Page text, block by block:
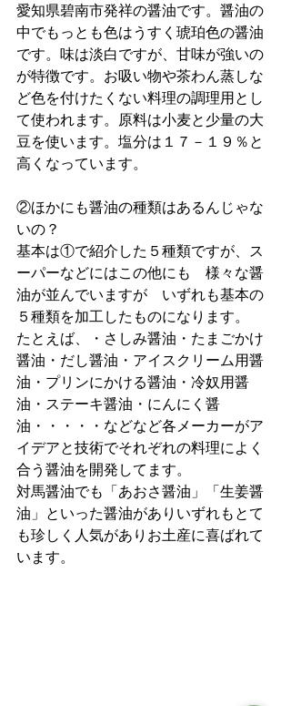
愛知県碧南市発祥の醤油です。醤油の
中でもっとも色はうすく琥珀色の醤油
です。味は淡白ですが、甘味が強いの
が特徴です。お吸い物や茶わん蒸しな
ど色を付けたくない料理の調理用とし
て使われます。原料は小麦と少量の大
豆を使います。塩分は１７－１９％と
高くなっています。
②ほかにも醤油の種類はあるんじゃな
いの？
基本は①で紹介した５種類ですが、ス
ーパーなどにはこの他にも　様々な醤
油が並んでいますが　いずれも基本の
５種類を加工したものになります。
たとえば、・さしみ醤油・たまごかけ
醤油・だし醤油・アイスクリーム用醤
油・プリンにかける醤油・冷奴用醤
油・ステーキ醤油・にんにく醤
油・・・・・などなど各メーカーがア
イデアと技術でそれぞれの料理によく
合う醤油を開発してます。
対馬醤油でも「あおさ醤油」「生姜醤
油」といった醤油がありいずれもとて
も珍しく人気がありお土産に喜ばれて
います。